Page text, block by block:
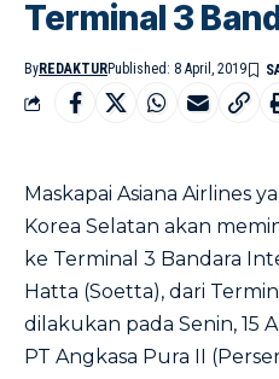
Terminal 3
ByREDAKTURPublished: 8 April, 2019
Maskapai Asiana Airlines
Korea Selatan akan
ke Terminal 3 Bandara
Hatta (Soetta), dari
dilakukan pada Senin, 15
PT Angkasa Pura II